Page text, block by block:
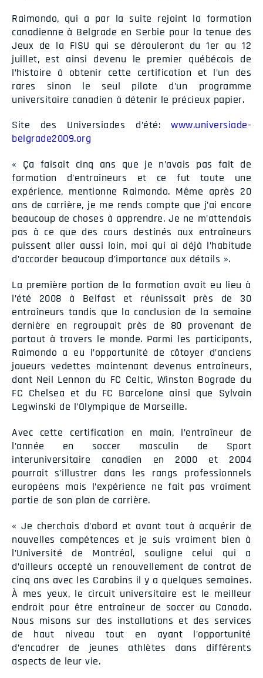
Raimondo, qui a par la suite rejoint la formation
canadienne à Belgrade en Serbie pour la tenue des
Jeux de la FISU qui se dérouleront du 1er au 12
juillet, est ainsi devenu le premier québécois de
l’histoire à obtenir cette certification et l’un des
rares sinon le seul pilote d’un programme
universitaire canadien à détenir le précieux papier.
Site des Universiades d’été: www.universiade-
belgrade2009.org
« Ça faisait cinq ans que je n’avais pas fait de
formation d’entraîneurs et ce fut toute une
expérience, mentionne Raimondo. Même après 20
ans de carrière, je me rends compte que j’ai encore
beaucoup de choses à apprendre. Je ne m’attendais
pas à ce que des cours destinés aux entraîneurs
puissent aller aussi loin, moi qui ai déjà l’habitude
d’accorder beaucoup d’importance aux détails ».
La première portion de la formation avait eu lieu à
l’été 2008 à Belfast et réunissait près de 30
entraîneurs tandis que la conclusion de la semaine
dernière en regroupait près de 80 provenant de
partout à travers le monde. Parmi les participants,
Raimondo a eu l’opportunité de côtoyer d’anciens
joueurs vedettes maintenant devenus entraîneurs,
dont Neil Lennon du FC Celtic, Winston Bograde du
FC Chelsea et du FC Barcelone ainsi que Sylvain
Legwinski de l’Olympique de Marseille.
Avec cette certification en main, l’entraîneur de
l’année en soccer masculin de Sport
interuniversitaire canadien en 2000 et 2004
pourrait s’illustrer dans les rangs professionnels
européens mais l’expérience ne fait pas vraiment
partie de son plan de carrière.
« Je cherchais d’abord et avant tout à acquérir de
nouvelles compétences et je suis vraiment bien à
l’Université de Montréal, souligne celui qui a
d’ailleurs accepté un renouvellement de contrat de
cinq ans avec les Carabins il y a quelques semaines.
À mes yeux, le circuit universitaire est le meilleur
endroit pour être entraîneur de soccer au Canada.
Nous misons sur des installations et des services
de haut niveau tout en ayant l’opportunité
d’encadrer de jeunes athlètes dans différents
aspects de leur vie.